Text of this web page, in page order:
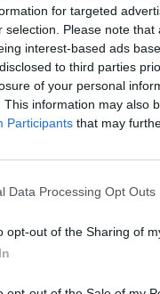
for targeted
selection. Please note
interest-based ads
to third parties
of your personal
This information may also
Participants that may
Data Processing Opt Outs
opt-out of the Sharing of